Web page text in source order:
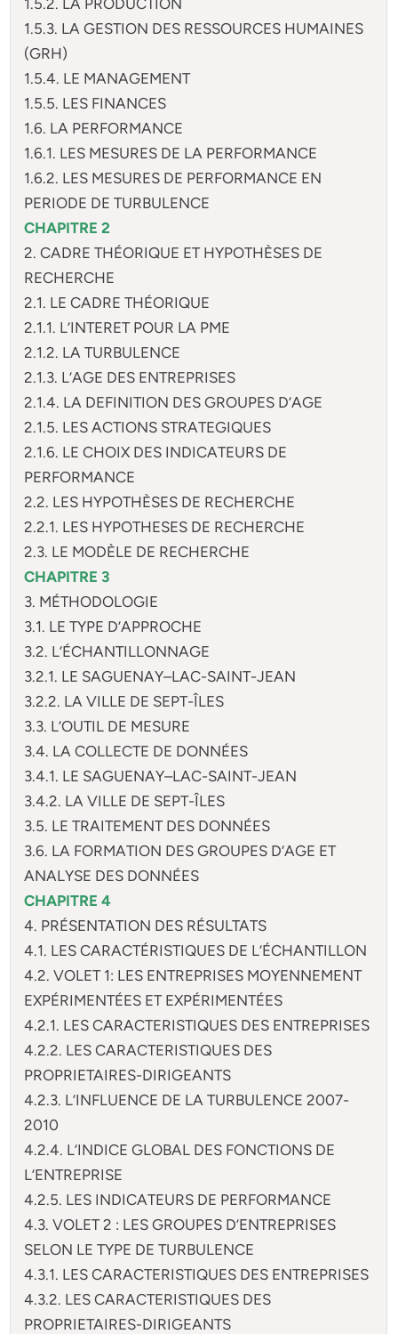
1.5.3. LA GESTION DES RESSOURCES HUMAINES
(GRH)
1.5.4. LE MANAGEMENT
1.5.5. LES FINANCES
1.6. LA PERFORMANCE
1.6.1. LES MESURES DE LA PERFORMANCE
1.6.2. LES MESURES DE PERFORMANCE EN
PERIODE DE TURBULENCE
CHAPITRE 2
2. CADRE THÉORIQUE ET HYPOTHÈSES DE
RECHERCHE
2.1. LE CADRE THÉORIQUE
2.1.1. L’INTERET POUR LA PME
2.1.2. LA TURBULENCE
2.1.3. L’AGE DES ENTREPRISES
2.1.4. LA DEFINITION DES GROUPES D’AGE
2.1.5. LES ACTIONS STRATEGIQUES
2.1.6. LE CHOIX DES INDICATEURS DE
PERFORMANCE
2.2. LES HYPOTHÈSES DE RECHERCHE
2.2.1. LES HYPOTHESES DE RECHERCHE
2.3. LE MODÈLE DE RECHERCHE
CHAPITRE 3
3. MÉTHODOLOGIE
3.1. LE TYPE D’APPROCHE
3.2. L’ÉCHANTILLONNAGE
3.2.1. LE SAGUENAY–LAC-SAINT-JEAN
3.2.2. LA VILLE DE SEPT-ÎLES
3.3. L’OUTIL DE MESURE
3.4. LA COLLECTE DE DONNÉES
3.4.1. LE SAGUENAY–LAC-SAINT-JEAN
3.4.2. LA VILLE DE SEPT-ÎLES
3.5. LE TRAITEMENT DES DONNÉES
3.6. LA FORMATION DES GROUPES D’AGE ET
ANALYSE DES DONNÉES
CHAPITRE 4
4. PRÉSENTATION DES RÉSULTATS
4.1. LES CARACTÉRISTIQUES DE L’ÉCHANTILLON
4.2. VOLET 1: LES ENTREPRISES MOYENNEMENT
EXPÉRIMENTÉES ET EXPÉRIMENTÉES
4.2.1. LES CARACTERISTIQUES DES ENTREPRISES
4.2.2. LES CARACTERISTIQUES DES
PROPRIETAIRES-DIRIGEANTS
4.2.3. L’INFLUENCE DE LA TURBULENCE 2007-
2010
4.2.4. L’INDICE GLOBAL DES FONCTIONS DE
L’ENTREPRISE
4.2.5. LES INDICATEURS DE PERFORMANCE
4.3. VOLET 2 : LES GROUPES D’ENTREPRISES
SELON LE TYPE DE TURBULENCE
4.3.1. LES CARACTERISTIQUES DES ENTREPRISES
4.3.2. LES CARACTERISTIQUES DES
PROPRIETAIRES-DIRIGEANTS